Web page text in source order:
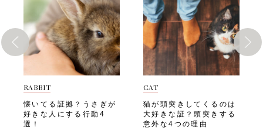
RABBIT
懐いてる証拠？うさぎが
好きな人にする行動4
選！
CAT
猫が頭突きしてくるのは
大好きな証？頭突きする
意外な4つの理由